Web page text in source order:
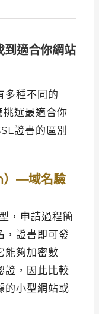
到適合你網站
多種不同的
挑選最適合你
證書的區別
—域名驗
，申請過程簡
，證書即可發
能夠加密數
證，因此比較
的小型網站或